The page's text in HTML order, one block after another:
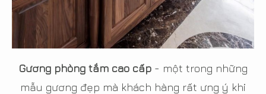
Gương phòng tắm cao cấp- một trong những
mẫu gương đẹp mà khách hàng rất ưng ý khi